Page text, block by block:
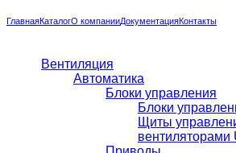
ГлавнаяКаталогО компанииДокументацияКонтакты
Вентиляция
Автоматика
Блоки управления
Блоки
Щиты
вентиляторами